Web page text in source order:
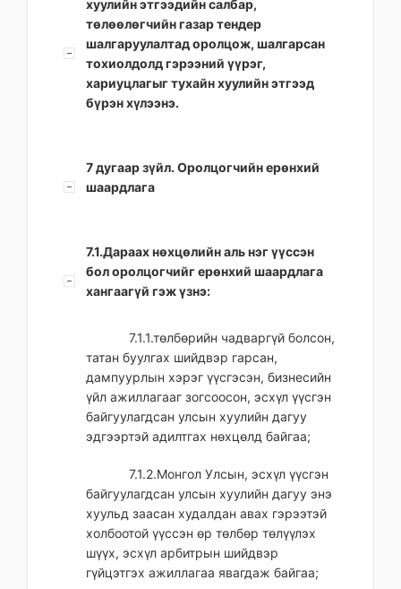
хуулийн этгээдийн салбар,
төлөөлөгчийн газар тендер
шалгаруулалтад оролцож, шалгарсан
тохиолдолд гэрээний үүрэг,
хариуцлагыг тухайн хуулийн этгээд
бүрэн хүлээнэ.
7 дугаар зүйл. Оролцогчийн ерөнхий
шаардлага
7.1.Дараах нөхцөлийн аль нэг үүссэн
бол оролцогчийг ерөнхий шаардлага
хангаагүй гэж үзнэ:
7.1.1.төлбөрийн чадваргүй болсон,
татан буулгах шийдвэр гарсан,
дампуурлын хэрэг үүсгэсэн, бизнесийн
үйл ажиллагааг зогсоосон, эсхүл үүсгэн
байгуулагдсан улсын хуулийн дагуу
эдгээртэй адилтгах нөхцөлд байгаа;
7.1.2.Монгол Улсын, эсхүл үүсгэн
байгуулагдсан улсын хуулийн дагуу энэ
хуульд заасан худалдан авах гэрээтэй
холбоотой үүссэн өр төлбөр төлүүлэх
шүүх, эсхүл арбитрын шийдвэр
гүйцэтгэх ажиллагаа явагдаж байгаа;